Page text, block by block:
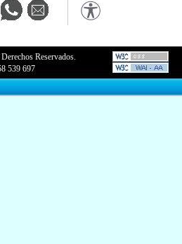
Reservados.
539 697